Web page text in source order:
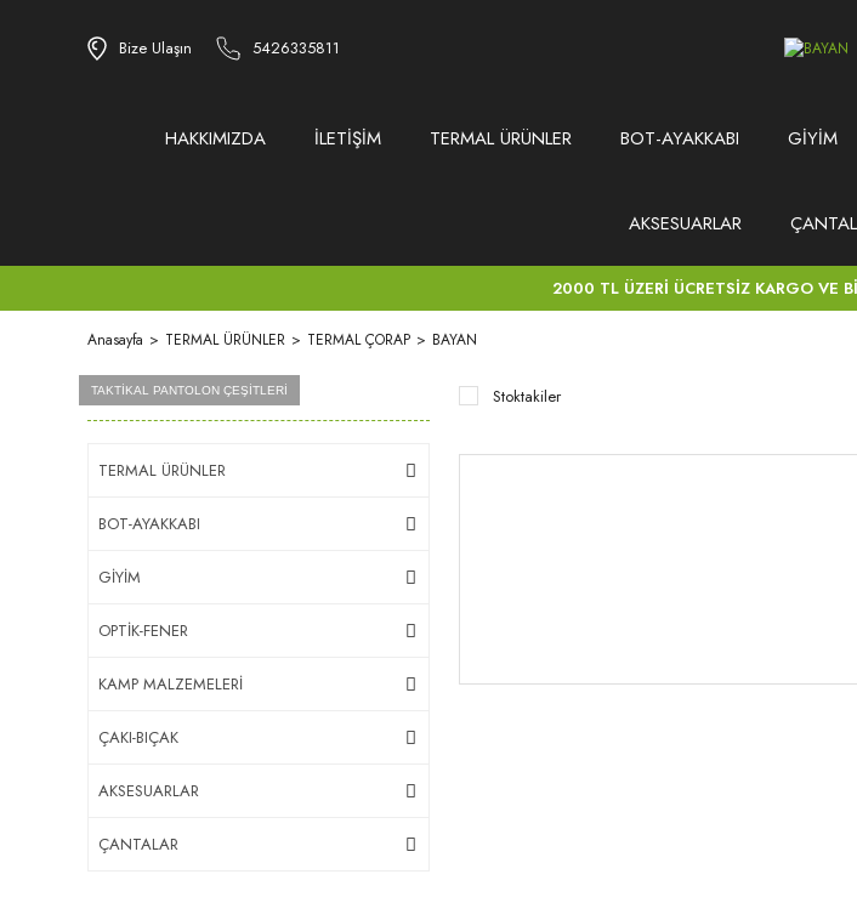
Bize Ulaşın 5426335811
HAKKIMIZDA İLETİŞİM TERMAL ÜRÜNLER BOT-AYAKKABI GİYİM
AKSESUARLAR
2000 TL ÜZERİ ÜCRETSİZ KARGO VE
Anasayfa TERMAL ÜRÜNLER TERMAL ÇORAP BAYAN
Ürün Grupları
TERMAL ÜRÜNLER
BOT-AYAKKABI
GİYİM
OPTİK-FENER
KAMP MALZEMELERİ
ÇAKI-BIÇAK
AKSESUARLAR
ÇANTALAR
AİRSOFT MALZEMELERİ
BB VE GREEN GAZLAR
TAKTİKAL PANTOLON ÇEŞİTLERİ Stoktakiler